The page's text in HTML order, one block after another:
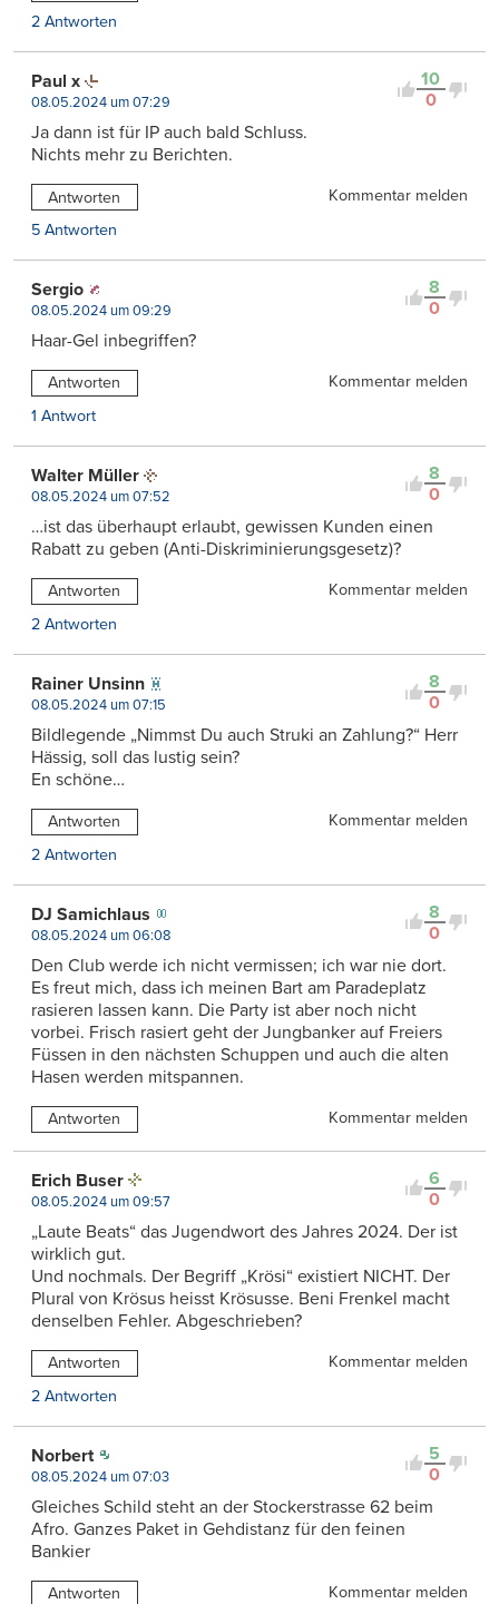
2 Antworten
10
0
Paul x
08.05.2024 um 07:29
Ja dann ist für IP auch bald Schluss.
Nichts mehr zu Berichten.
Antworten
Kommentar melden
5 Antworten
8
0
Sergio
08.05.2024 um 09:29
Haar-Gel inbegriffen?
Antworten
Kommentar melden
1 Antwort
8
0
Walter Müller
08.05.2024 um 07:52
…ist das überhaupt erlaubt, gewissen Kunden einen
Rabatt zu geben (Anti-Diskriminierungsgesetz)?
Antworten
Kommentar melden
2 Antworten
8
0
Rainer Unsinn
08.05.2024 um 07:15
Bildlegende „Nimmst Du auch Struki an Zahlung?“ Herr
Hässig, soll das lustig sein?
En schöne…
Antworten
Kommentar melden
2 Antworten
8
0
DJ Samichlaus
08.05.2024 um 06:08
Den Club werde ich nicht vermissen; ich war nie dort.
Es freut mich, dass ich meinen Bart am Paradeplatz
rasieren lassen kann. Die Party ist aber noch nicht
vorbei. Frisch rasiert geht der Jungbanker auf Freiers
Füssen in den nächsten Schuppen und auch die alten
Hasen werden mitspannen.
Antworten Kommentar melden
6
0
Erich Buser
08.05.2024 um 09:57
„Laute Beats“ das Jugendwort des Jahres 2024. Der ist
wirklich gut.
Und nochmals. Der Begriff „Krösi“ existiert NICHT. Der
Plural von Krösus heisst Krösusse. Beni Frenkel macht
denselben Fehler. Abgeschrieben?
Antworten
Kommentar melden
2 Antworten
5
0
Norbert
08.05.2024 um 07:03
Gleiches Schild steht an der Stockerstrasse 62 beim
Afro. Ganzes Paket in Gehdistanz für den feinen
Bankier
Antworten Kommentar melden